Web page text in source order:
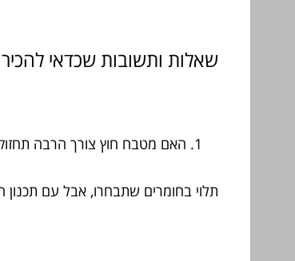
שאלות ותשובות שכדאי להכיר
האם מטבח חוץ צורך הרבה
תלוי בחומרים שתבחרו, אבל עם תכנון